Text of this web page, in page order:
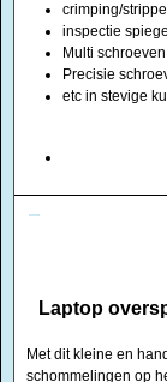
crimping/
inspectie
Multi
Precisie
etc in stevige
Laptop
Met dit kleine en
schommelingen op